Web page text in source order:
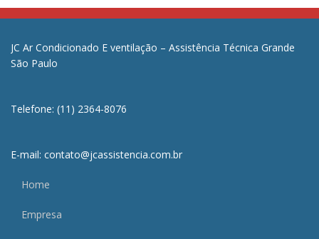
JC Ar Condicionado E ventilação – Assistência Técnica Grande
São Paulo
Telefone: (11) 2364-8076
E-mail: contato@jcassistencia.com.br
Home
Empresa